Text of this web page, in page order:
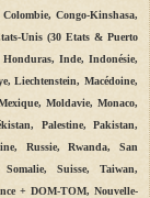
Congo-Kinshasa,
Unis (30 Etats & Puerto
Inde, Indonésie,
Liechtenstein, Macédoine,
Moldavie, Monaco,
Palestine, Pakistan,
Russie, Rwanda, San
Suisse, Taiwan,
+ DOM-TOM, Nouvelle-